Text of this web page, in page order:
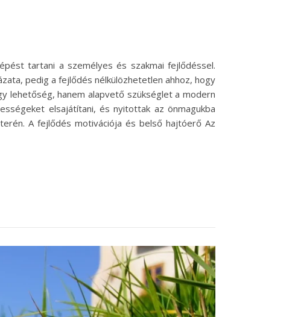
tartani a személyes és szakmai fejlődéssel.
pedig a fejlődés nélkülözhetetlen ahhoz, hogy
lehetőség, hanem alapvető szükséglet a modern
elsajátítani, és nyitottak az önmagukba
A fejlődés motivációja és belső hajtóerő Az